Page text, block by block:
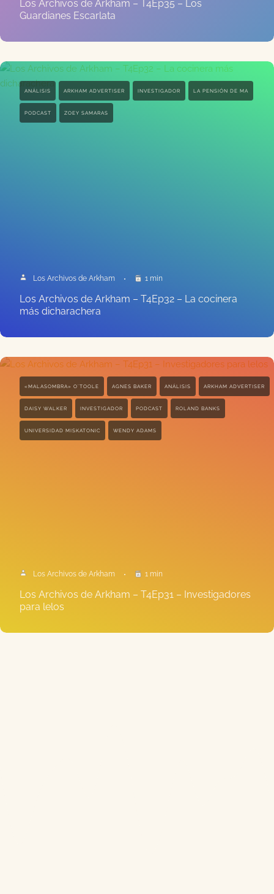
Los Archivos de Arkham – T4Ep35 – Los
Guardianes Escarlata
ANÁLISIS ARKHAM ADVERTISER INVESTIGADOR LA PENSIÓN DE MA
PODCAST ZOEY SAMARAS
Los Archivos de Arkham 1 min
Los Archivos de Arkham – T4Ep32 – La cocinera
más dicharachera
«MALASOMBRA» O´TOOLE AGNES BAKER ANÁLISIS ARKHAM ADVERTISER
DAISY WALKER INVESTIGADOR PODCAST ROLAND BANKS
UNIVERSIDAD MISKATONIC WENDY ADAMS
Los Archivos de Arkham 1 min
Los Archivos de Arkham – T4Ep31 – Investigadores
para lelos